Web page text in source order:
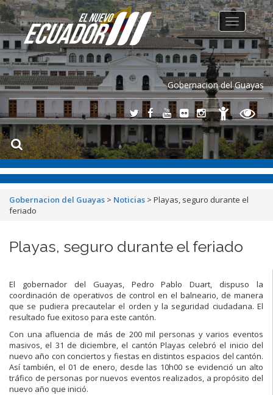
Gobernacion del Guayas
Toggle
navigation
Gobernacion del Guayas > Noticias > Playas, seguro durante el
feriado
Playas, seguro durante el feriado
El gobernador del Guayas, Pedro Pablo Duart, dispuso la
coordinación de operativos de control en el balneario, de manera
que se pudiera precautelar el orden y la seguridad ciudadana. El
resultado fue exitoso para este cantón.
Con una afluencia de más de 200 mil personas y varios eventos
masivos, el 31 de diciembre, el cantón Playas celebró el inicio del
nuevo año con conciertos y fiestas en distintos espacios del cantón.
Así también, el 01 de enero, desde las 10h00 se evidenció un alto
tráfico de personas por nuevos eventos realizados, a propósito del
nuevo año que inició.